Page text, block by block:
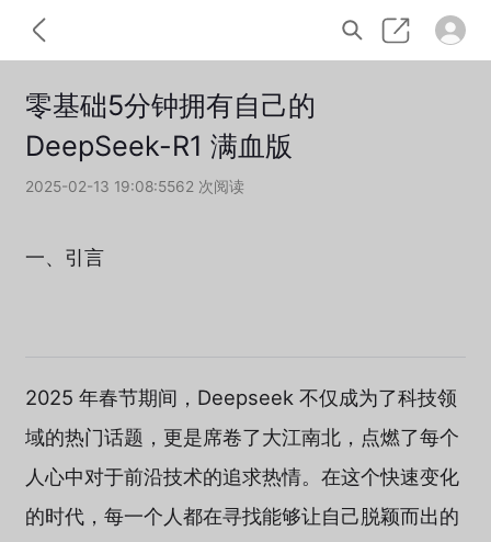
零基础5分钟拥有自己的
DeepSeek-R1 满血版
2025-02-13 19:08:5562 次阅读
一、引言
2025 年春节期间，Deepseek 不仅成为了科技领
域的热门话题，更是席卷了大江南北，点燃了每个
人心中对于前沿技术的追求热情。在这个快速变化
的时代，每一个人都在寻找能够让自己脱颖而出的